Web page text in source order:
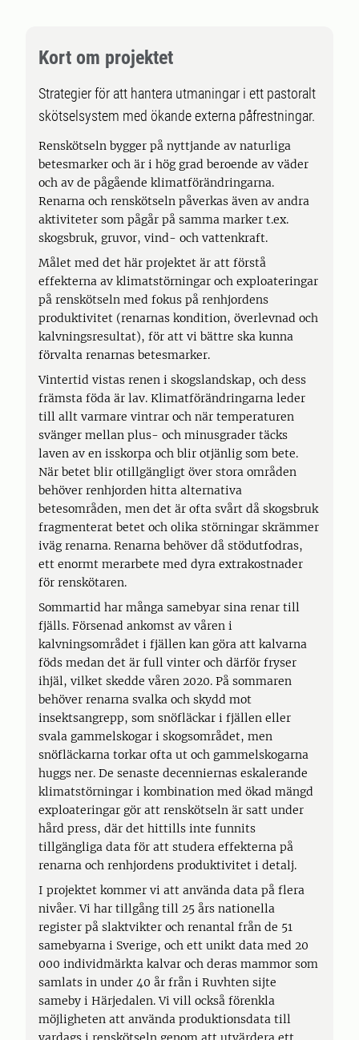
Kort om projektet
Strategier för att hantera utmaningar i ett pastoralt
skötselsystem med ökande externa påfrestningar.
Renskötseln bygger på nyttjande av naturliga
betesmarker och är i hög grad beroende av väder
och av de pågående klimatförändringarna.
Renarna och renskötseln påverkas även av andra
aktiviteter som pågår på samma marker t.ex.
skogsbruk, gruvor, vind- och vattenkraft.
Målet med det här projektet är att förstå
effekterna av klimatstörningar och exploateringar
på renskötseln med fokus på renhjordens
produktivitet (renarnas kondition, överlevnad och
kalvningsresultat), för att vi bättre ska kunna
förvalta renarnas betesmarker.
Vintertid vistas renen i skogslandskap, och dess
främsta föda är lav. Klimatförändringarna leder
till allt varmare vintrar och när temperaturen
svänger mellan plus- och minusgrader täcks
laven av en isskorpa och blir otjänlig som bete.
När betet blir otillgängligt över stora områden
behöver renhjorden hitta alternativa
betesområden, men det är ofta svårt då skogsbruk
fragmenterat betet och olika störningar skrämmer
iväg renarna. Renarna behöver då stödutfodras,
ett enormt merarbete med dyra extrakostnader
för renskötaren.
Sommartid har många samebyar sina renar till
fjälls. Försenad ankomst av våren i
kalvningsområdet i fjällen kan göra att kalvarna
föds medan det är full vinter och därför fryser
ihjäl, vilket skedde våren 2020. På sommaren
behöver renarna svalka och skydd mot
insektsangrepp, som snöfläckar i fjällen eller
svala gammelskogar i skogsområdet, men
snöfläckarna torkar ofta ut och gammelskogarna
huggs ner. De senaste decenniernas eskalerande
klimatstörningar i kombination med ökad mängd
exploateringar gör att renskötseln är satt under
hård press, där det hittills inte funnits
tillgängliga data för att studera effekterna på
renarna och renhjordens produktivitet i detalj.
I projektet kommer vi att använda data på flera
nivåer. Vi har tillgång till 25 års nationella
register på slaktvikter och renantal från de 51
samebyarna i Sverige, och ett unikt data med 20
000 individmärkta kalvar och deras mammor som
samlats in under 40 år från i Ruvhten sijte
sameby i Härjedalen. Vi vill också förenkla
möjligheten att använda produktionsdata till